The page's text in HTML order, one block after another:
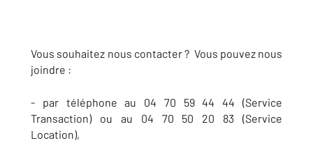
Vous souhaitez nous contacter ? Vous pouvez nous
joindre :
- par téléphone au 04 70 59 44 44 (Service
Transaction) ou au 04 70 50 20 83 (Service
Location),